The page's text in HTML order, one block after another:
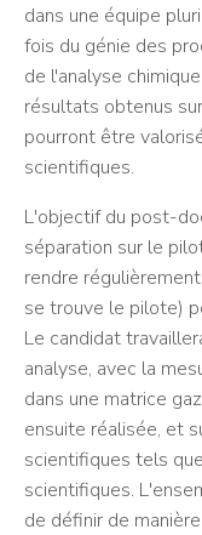
dans une équipe
fois du génie des
de l'analyse
résultats obtenus
pourront être
scientifiques.
L'objectif du post-
séparation sur le
rendre
se trouve le pilote)
Le candidat
analyse, avec la
dans une matrice
ensuite réalisée, et
scientifiques tels
scientifiques.
de définir de